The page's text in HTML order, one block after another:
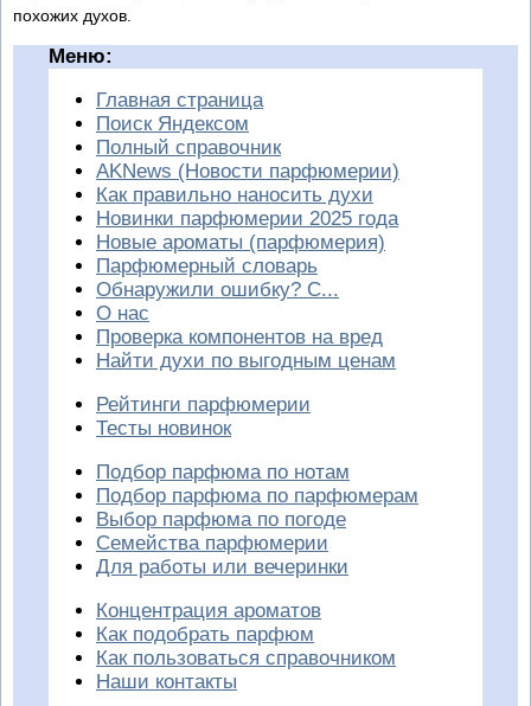
похожих духов.
Меню:
Главная страница
Поиск Яндексом
Полный справочник
AKNews (Новости парфюмерии)
Как правильно наносить духи
Новинки парфюмерии 2025 года
Новые ароматы (парфюмерия)
Парфюмерный словарь
Обнаружили ошибку? С...
О нас
Проверка компонентов на вред
Найти духи по выгодным ценам
Рейтинги парфюмерии
Тесты новинок
Подбор парфюма по нотам
Подбор парфюма по парфюмерам
Выбор парфюма по погоде
Семейства парфюмерии
Для работы или вечеринки
Концентрация ароматов
Как подобрать парфюм
Как пользоваться справочником
Наши контакты